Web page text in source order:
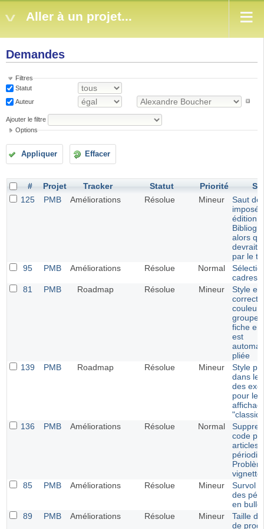
Aller à un projet...
Demandes
Filtres
Statut
Auteur
Ajouter le filtre
Options
Appliquer Effacer
# Projet Tracker Statut Priorité
125
PMB Améliorations Résolue Mineur
Saut de
imposé
édition
alors
devrait
par le
95
PMB Améliorations Résolue Normal
cadres
81
PMB Roadmap Résolue Mineur
Style
couleur
groupe
fiche
est
pliée
139
PMB Roadmap Résolue Mineur
Style
dans le
des
pour les
136
PMB Améliorations Résolue Normal
code
articles
vignette
85
PMB Améliorations Résolue Mineur
Survol
des
en
89
PMB Améliorations Résolue Mineur
Taille
de